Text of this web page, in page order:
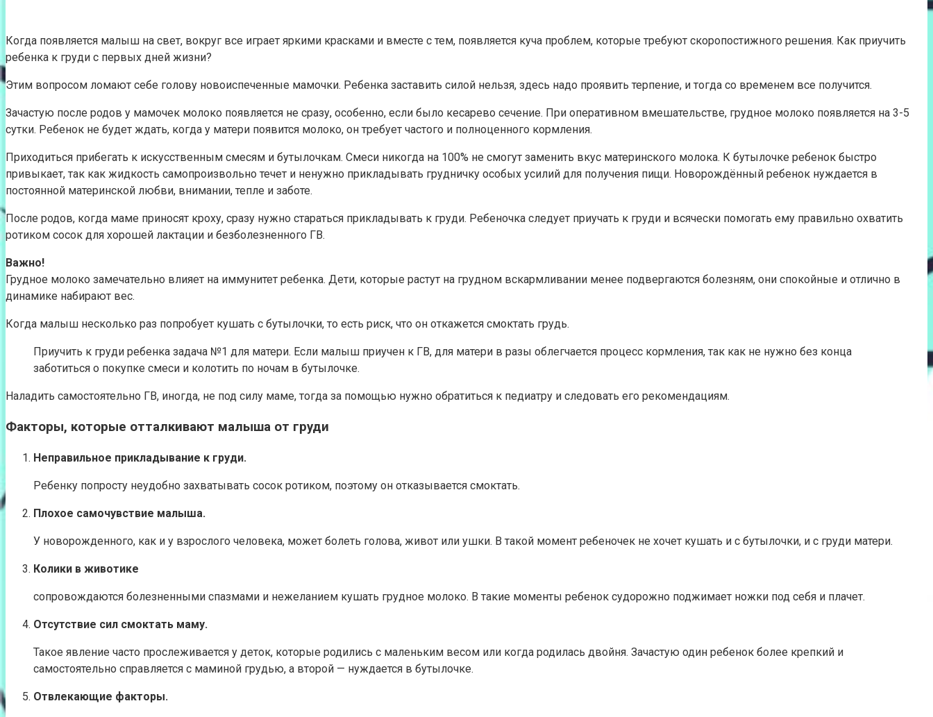
Когда появляется малыш на свет, вокруг все играет яркими красками и вместе с тем, появляется куча проблем, которые требуют скоропостижного решения. Как приучить
ребенка к груди с первых дней жизни?
Этим вопросом ломают себе голову новоиспеченные мамочки. Ребенка заставить силой нельзя, здесь надо проявить терпение, и тогда со временем все получится.
Зачастую после родов у мамочек молоко появляется не сразу, особенно, если было кесарево сечение. При оперативном вмешательстве, грудное молоко появляется на 3-5
сутки. Ребенок не будет ждать, когда у матери появится молоко, он требует частого и полноценного кормления.
Приходиться прибегать к искусственным смесям и бутылочкам. Смеси никогда на 100% не смогут заменить вкус материнского молока. К бутылочке ребенок быстро
привыкает, так как жидкость самопроизвольно течет и ненужно прикладывать грудничку особых усилий для получения пищи. Новорождённый ребенок нуждается в
постоянной материнской любви, внимании, тепле и заботе.
После родов, когда маме приносят кроху, сразу нужно стараться прикладывать к груди. Ребеночка следует приучать к груди и всячески помогать ему правильно охватить
ротиком сосок для хорошей лактации и безболезненного ГВ.
Важно!
Грудное молоко замечательно влияет на иммунитет ребенка. Дети, которые растут на грудном вскармливании менее подвергаются болезням, они спокойные и отлично в
динамике набирают вес.
Когда малыш несколько раз попробует кушать с бутылочки, то есть риск, что он откажется смоктать грудь.
Приучить к груди ребенка задача №1 для матери. Если малыш приучен к ГВ, для матери в разы облегчается процесс кормления, так как не нужно без конца
заботиться о покупке смеси и колотить по ночам в бутылочке.
Наладить самостоятельно ГВ, иногда, не под силу маме, тогда за помощью нужно обратиться к педиатру и следовать его рекомендациям.
Факторы, которые отталкивают малыша от груди
Неправильное прикладывание к груди.
Ребенку попросту неудобно захватывать сосок ротиком, поэтому он отказывается смоктать.
Плохое самочувствие малыша.
У новорожденного, как и у взрослого человека, может болеть голова, живот или ушки. В такой момент ребеночек не хочет кушать и с бутылочки, и с груди матери.
Колики в животике
сопровождаются болезненными спазмами и нежеланием кушать грудное молоко. В такие моменты ребенок судорожно поджимает ножки под себя и плачет.
Отсутствие сил смоктать маму.
Такое явление часто прослеживается у деток, которые родились с маленьким весом или когда родилась двойня. Зачастую один ребенок более крепкий и
самостоятельно справляется с маминой грудью, а второй — нуждается в бутылочке.
Отвлекающие факторы.